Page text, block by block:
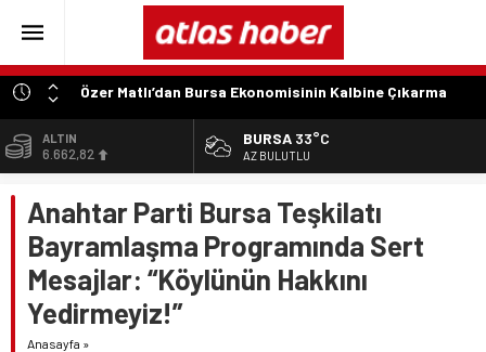
Özer Matlı’dan Bursa Ekonomisinin Kalbine Çıkarma
“Aynı Düzenleme Neden Emeklilere Uygulanmadı?”
“Engelli Emekliliğinde Kazanılmış Haklar Korunmalı,
Belirsizlikler Son Bulmalı”
“Engelliler Bu Ülkede Başarıyı Kimsenin Lütfuyla Değil,
İğneyle Kuyu Kazarak Kazanıyor”
“Bu Ses Siyasi Tartışmaların Değil, Millet Vicdanının
Konusudur”
ALTIN
6.662,82
13.779,39
DOLAR
47,6961
EURO
55,1808
BURSA 33°C
AZ BULUTLU
Anahtar Parti Bursa Teşkilatı
Bayramlaşma Programında Sert
Mesajlar: “Köylünün Hakkını
Yedirmeyiz!”
Anasayfa »